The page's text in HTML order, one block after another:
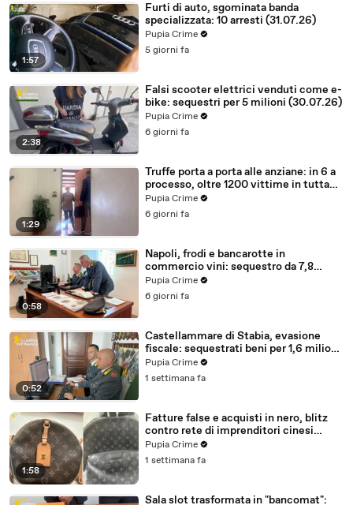
1:57
Furti di auto, sgominata banda
specializzata: 10 arresti (31.07.26)
Pupia Crime
5 giorni fa
2:38
Falsi scooter elettrici venduti come e-
bike: sequestri per 5 milioni (30.07.26)
Pupia Crime
6 giorni fa
1:29
Truffe porta a porta alle anziane: in 6 a
processo, oltre 1200 vittime in tutta
Italia (30.07.26)
Pupia Crime
6 giorni fa
0:58
Napoli, frodi e bancarotte in
commercio vini: sequestro da 7,8
milioni (30.07.26)
Pupia Crime
6 giorni fa
0:52
Castellammare di Stabia, evasione
fiscale: sequestrati beni per 1,6 milioni
ad un consorzio navale (29.07.26)
Pupia Crime
1 settimana fa
1:58
Fatture false e acquisti in nero, blitz
contro rete di imprenditori cinesi
sequestri per 8,5 milioni (29.07.26)
Pupia Crime
1 settimana fa
Sala slot trasformata in "bancomat":